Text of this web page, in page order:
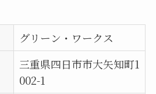
グリーン・ワークス
三重県四日市市大矢知町1
002-1